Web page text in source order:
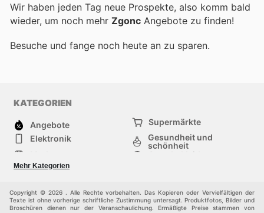
Wir haben jeden Tag neue Prospekte, also komm bald
wieder, um noch mehr Zgonc Angebote zu finden!
Besuche und fange noch heute an zu sparen.
KATEGORIEN
Angebote
Supermärkte
Elektronik
Gesundheit und
schönheit
Mode
Sportbekleidung
Baumarkt
Mehr Kategorien
Copyright © 2026 . Alle Rechte vorbehalten. Das Kopieren oder Vervielfältigen der
Texte ist ohne vorherige schriftliche Zustimmung untersagt. Produktfotos, Bilder und
Broschüren dienen nur der Veranschaulichung. Ermäßigte Preise stammen von